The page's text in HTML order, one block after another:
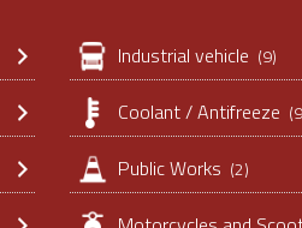
Industrial vehicle (9)
Coolant / Antifreeze
Public Works (2)